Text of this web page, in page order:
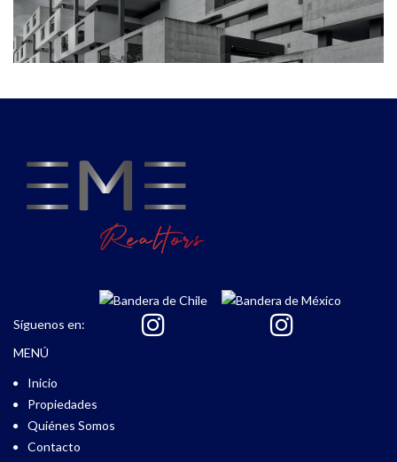
Síguenos en:
MENÚ
Inicio
Propiedades
Quiénes Somos
Contacto